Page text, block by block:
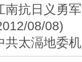
南抗日义勇
08/08)
共太滆地委